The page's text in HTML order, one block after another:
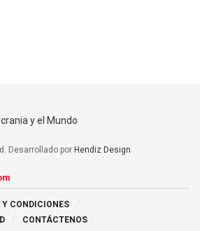
Desarrollado por Hendiz Design
CONDICIONES
CONTÁCTENOS